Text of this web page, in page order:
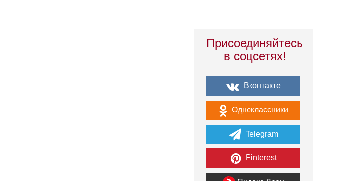
Присоединяйтесь
в соцсетях!
Вконтакте
Одноклассники
Telegram
Pinterest